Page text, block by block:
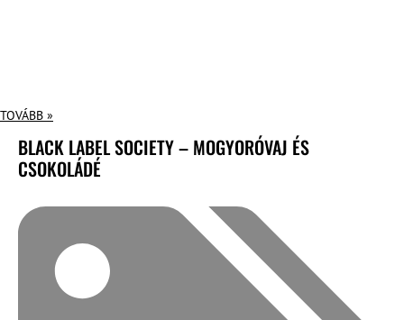
TOVÁBB »
BLACK LABEL SOCIETY – MOGYORÓVAJ ÉS
CSOKOLÁDÉ